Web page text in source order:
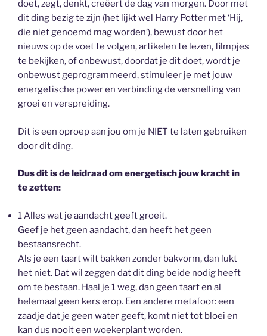
doet, zegt, denkt, creëert de dag van morgen. Door met
dit ding bezig te zijn (het lijkt wel Harry Potter met ‘Hij,
die niet genoemd mag worden’), bewust door het
nieuws op de voet te volgen, artikelen te lezen, filmpjes
te bekijken, of onbewust, doordat je dit doet, wordt je
onbewust geprogrammeerd, stimuleer je met jouw
energetische power en verbinding de versnelling van
groei en verspreiding.
Dit is een oproep aan jou om je NIET te laten gebruiken
door dit ding.
Dus dit is de leidraad om energetisch jouw kracht in
te zetten:
1 Alles wat je aandacht geeft groeit.
Geef je het geen aandacht, dan heeft het geen
bestaansrecht.
Als je een taart wilt bakken zonder bakvorm, dan lukt
het niet. Dat wil zeggen dat dit ding beide nodig heeft
om te bestaan. Haal je 1 weg, dan geen taart en al
helemaal geen kers erop. Een andere metafoor: een
zaadje dat je geen water geeft, komt niet tot bloei en
kan dus nooit een woekerplant worden.